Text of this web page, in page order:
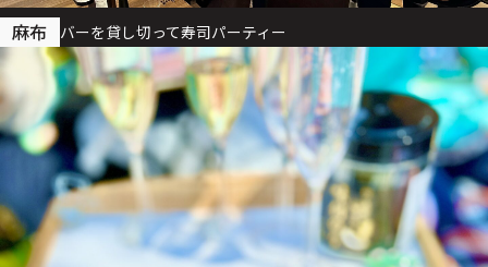
麻布 バーを貸し切って寿司パーティー